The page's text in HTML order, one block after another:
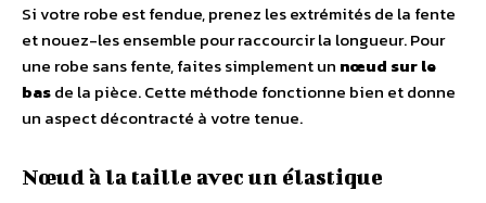
Si votre robe est fendue, prenez les extrémités de la fente
et nouez-les ensemble pour raccourcir la longueur. Pour
une robe sans fente, faites simplement un nœud sur le
basde la pièce. Cette méthode fonctionne bien et donne
un aspect décontracté à votre tenue.
Nœud à la taille avec un élastique